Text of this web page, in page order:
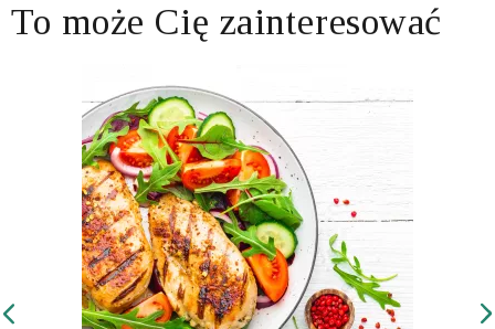
To może Cię zainteresować